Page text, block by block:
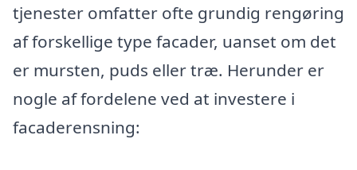
tjenester omfatter ofte grundig rengøring
af forskellige type facader, uanset om det
er mursten, puds eller træ. Herunder er
nogle af fordelene ved at investere i
facaderensning: